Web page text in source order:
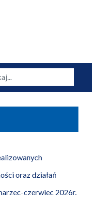
oraz działań
czerwiec 2026r.